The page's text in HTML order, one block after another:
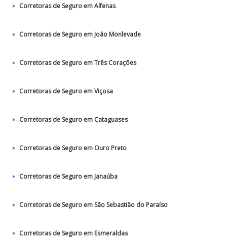
Corretoras de Seguro em Alfenas
Corretoras de Seguro em João Monlevade
Corretoras de Seguro em Três Corações
Corretoras de Seguro em Viçosa
Corretoras de Seguro em Cataguases
Corretoras de Seguro em Ouro Preto
Corretoras de Seguro em Janaúba
Corretoras de Seguro em São Sebastião do Paraíso
Corretoras de Seguro em Esmeraldas